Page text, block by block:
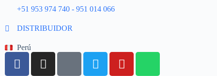
+51 953 974 740 - 951 014 066
DISTRIBUIDOR
Perú